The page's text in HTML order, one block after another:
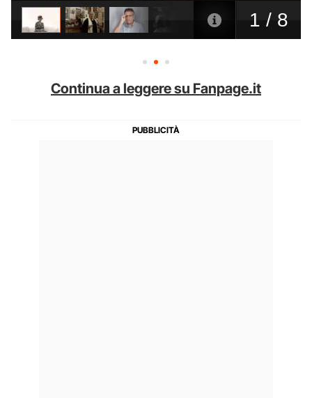
Continua a leggere su Fanpage.it